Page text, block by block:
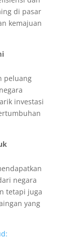
di pasar
kemajuan
peluang
investasi
negara
tetapi juga
yang